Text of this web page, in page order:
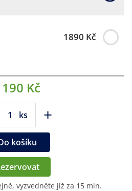
1890 Kč
Kč
ks +
košíku
vyzvedněte již za 15 min.